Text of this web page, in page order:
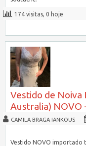
174 visitas, 0 hoje
Vestido de
Australia) NOVO
CAMILA BRAGA IANKOUS
Vestido NOVO importado